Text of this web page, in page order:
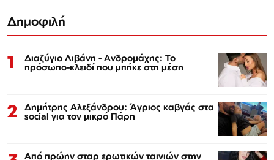
Δημοφιλή
1 Διαζύγιο Λιβάνη - Ανδρομάχης: Το
πρόσωπο-κλειδί που μπήκε στη μέση
2 Δημήτρης Αλεξάνδρου: Άγριος καβγάς στα
social για τον μικρό Πάρη
Από πρώην σταρ ερωτικών ταινιών στην